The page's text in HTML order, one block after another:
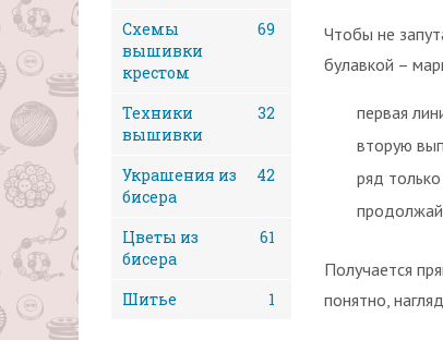
Чтобы не
булавкой –
первая
вторую
ряд только
Получается
понятно,
Схемы
вышивки
крестом
69
Техники
вышивки
32
Украшения из
бисера
42
Цветы из
бисера
61
Шитье 1